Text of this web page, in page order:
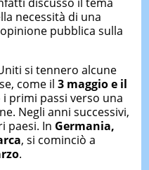
necessità di una
pubblica sulla
si tennero alcune
come il 3 maggio e il
primi passi verso una
Negli anni successivi,
paesi. In Germania,
, si cominciò a
.